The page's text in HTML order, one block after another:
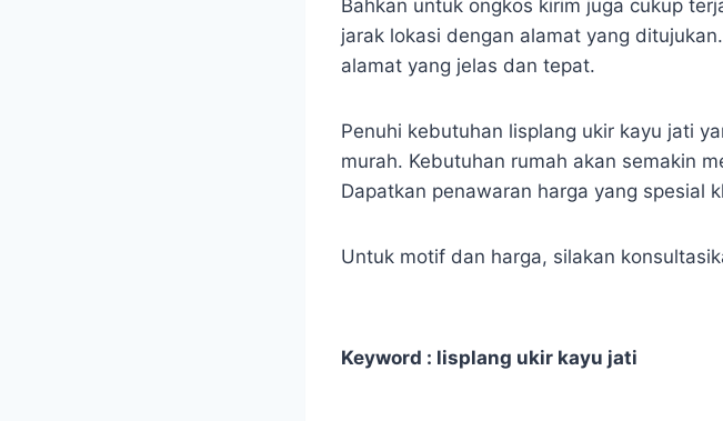
Bahkan untuk ongkos kirim juga cukup
jarak lokasi dengan alamat yang
alamat yang jelas dan tepat.
Penuhi kebutuhan lisplang ukir kayu jati
murah. Kebutuhan rumah akan semakin
Dapatkan penawaran harga yang spesial
Untuk motif dan harga, silakan
Keyword : lisplang ukir kayu jati